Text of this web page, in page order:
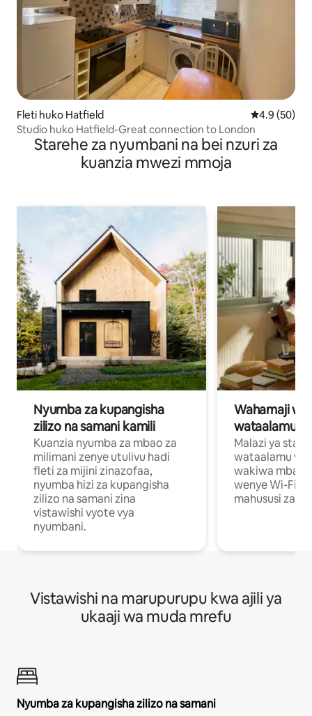
Fleti huko Hatfield Ukadiriaji
4.9 (50)
Studio huko Hatfield-Great connection to London
Starehe za nyumbani na bei nzuri za
kuanzia mwezi mmoja
Nyumba za kupangisha
zilizo na samani kamili
Kuanzia nyumba za mbao za
milimani zenye utulivu hadi
fleti za mijini zinazofaa,
nyumba hizi za kupangisha
zilizo na samani zina
vistawishi vyote vya
nyumbani.
Wahamaji
wataalamu
Malazi ya
wataalamu
wakiwa mbali
wenye Wi-Fi
mahususi za
Vistawishi na marupurupu kwa ajili ya
ukaaji wa muda mrefu
Nyumba za kupangisha zilizo na samani